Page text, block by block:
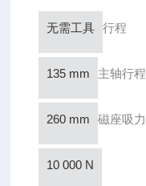
无需工具 行程
135 mm 主轴行程
260 mm 磁座吸力
10 000 N